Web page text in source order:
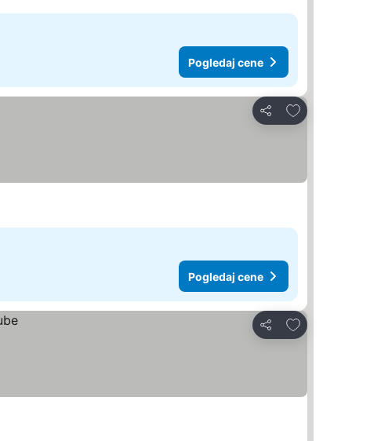
Pogledaj cene
Deli
Dodati u favorite
Pogledaj cene
Deli
Dodati u favorite